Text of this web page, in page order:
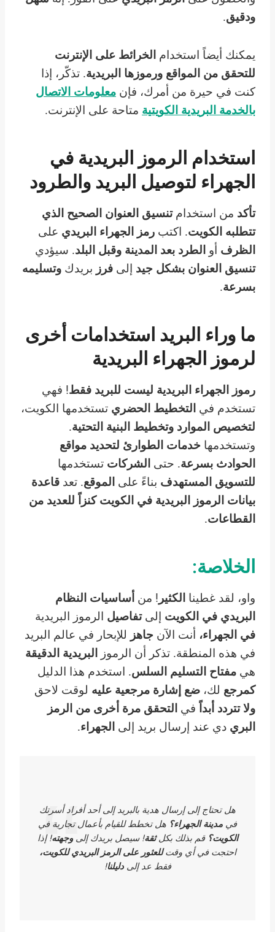
ودقيق.
يمكنك أيضاً استخدام الخرائط على الإنترنت
للتحقق من المواقع ورموزها البريدية. تذكّر، إذا
كنت في حيرة من أمرك، فإن معلومات الاتصال
بالخدمة البريدية الكويتية متاحة على الإنترنت.
استخدام الرموز البريدية في
الجهراء لتوصيل البريد والطرود
تأكد من استخدامتنسيق العنوان الصحيح الذي
تتطلبه الكويت. اكتب رمز الجهراء البريدي على
الظرف أو الطرد بعد المدينة وقبل البلد. سيؤدي
تنسيق العنوان بشكل جيد إلى فرز بريدك وتسليمه
بسرعة.
ما وراء البريد استخدامات أخرى
لرموز الجهراء البريدية
رموز الجهراء البريدية ليست للبريد فقط! فهي
تستخدم في التخطيط الحضري تستخدمها الكويت،
لتخصيص الموارد وتخطيط البنية التحتية.
وتستخدمها خدمات الطوارئ لتحديد مواقع
الحوادث بسرعة. حتى الشركات تستخدمها
للتسويق المستهدف بناءً على الموقع. تعد قاعدة
بيانات الرموز البريدية في الكويت كنزاً
للعديد من
القطاعات.
الخلاصة:
واو، لقد غطينا الكثير ! من أساسيات النظام
البريدي في الكويت إلىتفاصيل الرموز البريدية
في الجهراء، أنت الآن جاهز للإبحار في عالم البريد
في هذه المنطقة. تذكر أن الرموز
البريدية الدقيقة
هي مفتاح التسليم السلس. استخدم هذا الدليل
كمرجع لك، ضع إشارة مرجعية عليه لوقت لاحق
ولا تتردد أبداً في التحقق مرة أخرى من الرمز
البري دي عند إرسال بريد إلى الجهراء.
هل تحتاج إلى إرسال هدية بالبريد إلى أحد أفراد أسرتك
في مدينة الجهراء؟ هل تخطط للقيام بأعمال تجارية في
الكويت؟ قم بذلك بكلثقة! سيصل بريدك إلىوجهته! إذا
احتجت في أي وقتللعثور على الرمز البريدي للكويت،
فقط عد إلىدليلنا!